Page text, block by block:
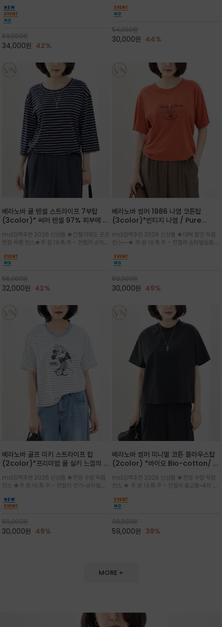
부에 산뜻하게 닿는 프리미엄 /답답함 없는 라운
드 넥라인과 자연스럽게 어깨를 감싸는 캡슬리브
디자인이 팔 라인을 더욱 날씬
59,000원
34,000원 42%
라인과 여유 있는 스탠다드 핏으로 부담 없이 착
용/과하지 않은 프린트 디테일이 룩에 세련된 위
트를 더해 데일리 룩에 포인트
54,000원
30,000원 44%
베라노바 쿨 텐셀 스트라이프 7부탑
(3color)* 써머 텐셀 97% 피부에 닿
소재
md강력추천 2026 신상품 ★간절기에도 굿굿
한정 득템 찬스★주.문.대.폭.주 - 전컬러 순차발
있는 드롭숄더와 7부 소매가 더해져 팔 라인을
자연스럽게 커버해주는 아이템/얇고 가벼운 터
치감으로 편안
56,000원
32,000원 42%
베라노바 썸머 1986 나염 코튼탑
(3color)*빈티지 나염 / Pure
어도 룩에 감도가 살아나는 베라노바 스
튜디오 티셔츠
md강력추천 2026 신상품 ★대박 할인 득템
찬스~~★ 주.문.대.폭.주 - 전컬러 순차발송중
유 있는 핏과 경쾌한 기장감이 자연스럽게 체형
을 커버/빈티지한 레터링 프린트가 은근한 포인
트가 되어 데님이나 린넨 팬츠와 감
59,000원
30,000원 49%
베라노바 골프 미키 스트라이프 탑
(2color)*프리미엄 쿨 실키 느낌의 폴
내 ★골프 미키티 포함 구매및 20만원
넘는 구매고객님께는 타이틀리스트 베라
노바 골프공 2피스 3구 증정(소진시 마
감)★
md강력추천 2026 신상품 ★한정 수량 득템
찬스 ★주.문.대.폭.주 - 전컬러 인기~순차발송
이프가 산뜻한 컬러감을 연출/안정감 있는 라운
드 넥라인과 여유있는 스탠다드 핏으로 여름내내
이쁘게 입으세요 ^^
59,000원
30,000원 49%
베라노바 썸머 미니멀 코튼 블라우스탑
(2color) *바이오 Bio-cotton/ 시
럼 편안하지만 블라우스처럼 단정한 무
드가 느껴지는 코튼 블라우스 탑
md강력추천 2026 신상품 ★한정 수량 득템
찬스 ★ 주.문.대.폭.주 - 전컬러 출고중~4차 리
볍게 퍼지는 박시한 실루엣과 크롭 기장이 하체
를 길어 보이게 해주며 와이드 팬츠와 셋업
98,000원
59,000원 39%
MORE +